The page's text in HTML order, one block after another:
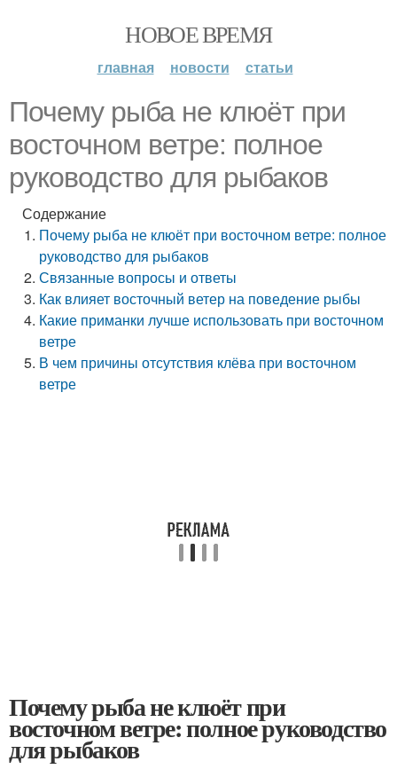
НОВОЕ ВРЕМЯ
главная новости статьи
Почему рыба не клюёт при
восточном ветре: полное
руководство для рыбаков
Содержание
Почему рыба не клюёт при восточном ветре: полное
руководство для рыбаков
Связанные вопросы и ответы
Как влияет восточный ветер на поведение рыбы
Какие приманки лучше использовать при восточном
ветре
В чем причины отсутствия клёва при восточном
ветре
Почему рыба не клюёт при
восточном ветре: полное руководство
для рыбаков